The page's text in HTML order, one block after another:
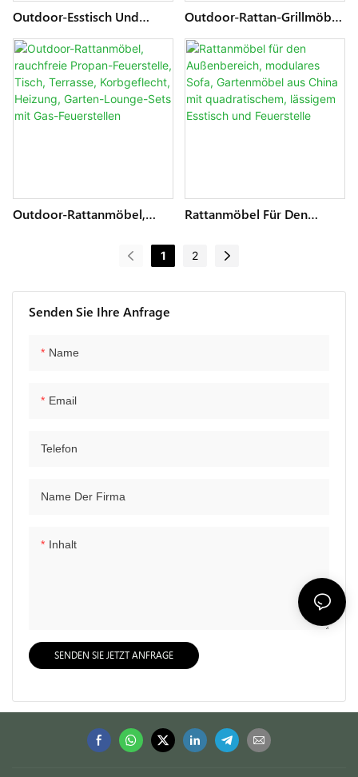
Senden Sie Ihre Anfrage
Name
Email
Telefon
Name Der Firma
Inhalt
SENDEN SIE JETZT ANFRAGE
Outdoor-Esstisch Und
Lounge-Set Aus
Korbgeflecht Mit
Ansteigendem Feuertisch,
Garten-Rattan-Ecksofa-
Sets2
Outdoor-Rattan-Grillmöbel,
Feuerstellentisch, Terrasse,
Korbgeflecht, Heizung,
Garten-Lounge-Sets Mit
Gas-Feuerstellen
Outdoor-Rattanmöbel,
Feuerstelle, Tisch, Terrasse,
Korbgeflecht, Heizung,
Gas-Feuerstellen
Rattanmöbel Für Den
China Mit Quadratischem,
Feuerstelle
1 2